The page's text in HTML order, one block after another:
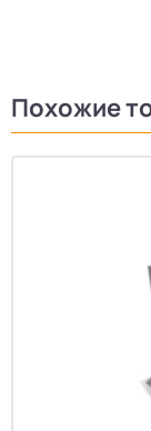
Похожие